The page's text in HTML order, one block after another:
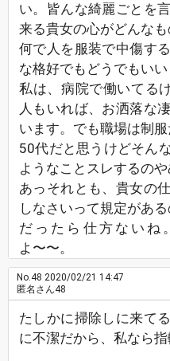
い。皆んな綺麗ごとを
来る貴女の心がどんなも
何で人を服装で中傷す
な格好でもどうでもい
私は、病院で働いてる
人もいれば、お洒落な
います。でも職場は制服
50代だと思うけどそん
ようなことスレするのや
あっそれとも、貴女の
しなさいって規定があ
だったら仕方ないね
よ〜〜。
No.48 2020/02/21 14:47
匿名さん48
たしかに掃除しに来て
に不潔だから、私なら指